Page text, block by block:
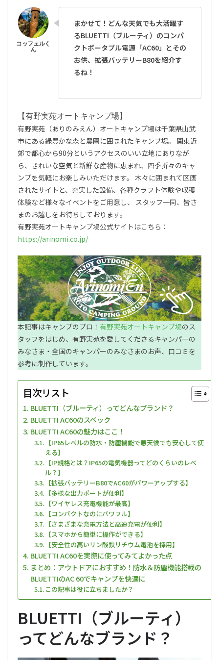
まかせて！どんな天気でも大活躍す
るBLUETTI（ブルーティ）のコンパ
クトポータブル電源「AC60」とその
お供、拡張バッテリーB80を紹介す
るね！
【有野実苑オートキャンプ場】
有野実苑（ありのみえん）オートキャンプ場は千葉県山武
市にある緑豊かな森と農園に囲まれたキャンプ場。 関東近
郊で都心から90分というアクセスのいい立地にありなが
ら、きれいな空気と新鮮な産物に恵まれ、四季折々のキャ
ンプを気軽にお楽しみいただけます。 木々に囲まれて区画
されたサイトと、充実した設備、各種クラフト体験や収穫
体験など様々なイベントをご用意し、 スタッフ一同、皆さ
まのお越しをお待ちしております。
有野実苑オートキャンプ場公式サイトはこちら：
https://arinomi.co.jp/
本記事はキャンプのプロ！ 有野実苑オートキャンプ場のス
タッフをはじめ、有野実苑を愛してくださるキャンパーの
みなさま・全国のキャンパーのみなさまのお声、口コミを
参考に制作しています。
目次リスト
BLUETTI（ブルーティ）ってどんなブランド？
BLUETTI AC60のスペック
BLUETTI AC60の魅力はここ！
【IP65レベルの防水・防塵機能で悪天候でも安心して使
える】
【IP規格とは？IP65の電気機器ってどのくらいのレベ
ル？】
【拡張バッテリーB80でAC60がパワーアップする】
【多様な出力ポートが便利】
【ワイヤレス充電機能が最高】
【コンパクトなのにパワフル】
【さまざまな充電方法と高速充電が便利】
【スマホから簡単に操作ができる】
【安全性の高いリン酸鉄リチウム電池を採用】
BLUETTI AC60を実際に使ってみてよかった点
まとめ：アウトドアにおすすめ！防水＆防塵機能搭載の
BLUETTIのAC 60でキャンプを快適に
この記事は役に立ちましたか？
BLUETTI（ブルーティ）
ってどんなブランド？